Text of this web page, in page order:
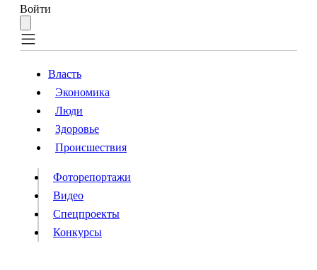
Войти
Власть
Происшествия
Видео
Конкурсы
Власть
Экономика
Люди
Здоровье
Происшествия
Фоторепортажи
Видео
Спецпроекты
Конкурсы